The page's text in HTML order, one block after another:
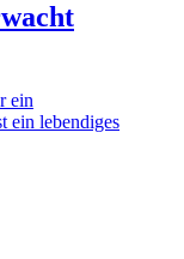
ein
ein lebendiges